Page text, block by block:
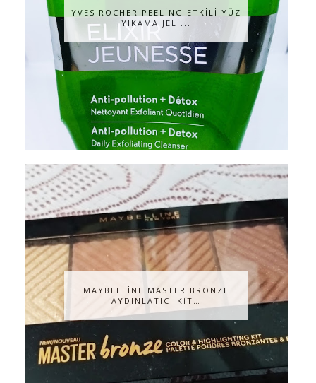
YVES ROCHER PEELİNG ETKİLİ YÜZ
YIKAMA JELİ...
MAYBELLİNE MASTER BRONZE
AYDINLATICI KİT…